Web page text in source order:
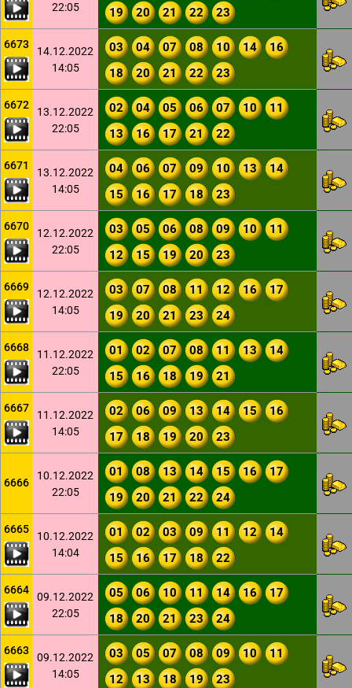
22:05
19
20 21 22 23
6673
14.12.2022
14:05
03 04 07 08 10 14
16
18
20 21 22 23
6672
13.12.2022
22:05
02 04 05 06 07 10
11
13
16 17 21 22
6671
13.12.2022
14:05
04 06 07 09 10 13
14
15
16 17 18 23
6670
12.12.2022
22:05
03 05 06 08 09 10
11
12
15 19 20 23
6669
12.12.2022
14:05
03 07 08 11 12 16
17
19
20 21 23 24
6668
11.12.2022
22:05
01 02 07 08 11 13
14
15
16 18 19 21
6667
11.12.2022
14:05
02 06 09 13 14 15
16
17
18 19 20 23
6666
10.12.2022
22:05
01 08 13 14 15 16
17
19
20 21 22 24
6665
10.12.2022
14:04
01 02 03 09 11 12
14
15
16 17 18 22
6664
09.12.2022
22:05
05 06 10 11 14 16
17
18
20 21 23 24
6663
09.12.2022
14:05
03 05 07 08 09 10
11
12
13 18 19 23